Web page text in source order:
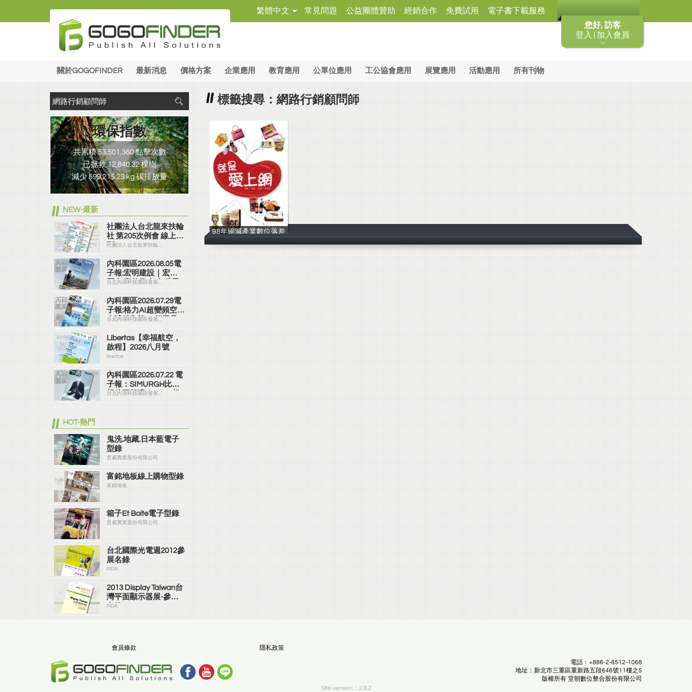
您好, 訪客
登入 | 加入會員
繁體中文 常見問題 公益團體贊助 經銷合作 免費試用 電子書下載服務
關於GOGOFINDER 最新消息 價格方案 企業應用 教育應用 公單位應用 工公協會應用 展覽應用 活動應用 所有刊物
標籤搜尋：網路行銷顧問師
98年縮減產業數位落差
中華民國資訊軟
環保指數
共累積 53,501,360 點擊次數
已拯救 12,840.32 棵樹
減少 599,215.23 kg 碳排放量
NEW-最新
社團法人台北龍來扶輪
社 第205次例會 線上社
刊
社團法人台北龍來扶輪...
內科園區2026.08.05電
子報:宏明建設｜宏明
麗山 家的靠山 內科最
高的安全承諾
台北內湖科技園區發展...
內科園區2026.07.29電
子報:格力AI超變頻空調
全球銷售第一 領導品
牌
台北內湖科技園區發展...
Libertas【幸福航空，
啟程】2026八月號
libertas
內科園區2026.07.22 電
子報：SIMURGH比你
想的更舒適｜Su-Si 舒
仕裝 都會日常輕鬆穿
台北內湖科技園區發展...
HOT-熱門
鬼洗.地藏.日本藍電子
型錄
普威實業股份有限公司
富銘地板線上購物型錄
富銘地板
箱子Et Boite電子型錄
普威實業股份有限公司
台北國際光電週2012參
展名錄
PIDA
2013 Display Taiwan台
灣平面顯示器展-參展
名錄
PIDA
會員條款 隱私政策
電話：+886-2-8512-1068
地址：新北市三重區重新路五段646號11樓之5
版權所有 堂朝數位整合股份有限公司
Site version：2.9.2